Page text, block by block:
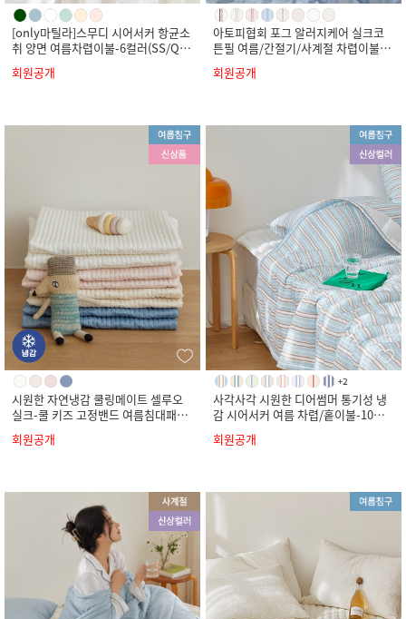
[only마틸라]스무디 시어서커 항균소
취 양면 여름차렵이불-6컬러(SS/Q/
K)
회원공개
아토피협회 포그 알러지케어 실크코
튼필 여름/간절기/사계절 차렵이불-8
컬러(SS/Q/K)
회원공개
시원한 자연냉감 쿨링메이트 셀루오
실크-쿨 키즈 고정밴드 여름침대패드-
4컬러(SS)
회원공개
사각사각 시원한 디어썸머 통기성 냉
감 시어서커 여름 차렵/홑이불-10컬
러(SS/Q/K)
회원공개